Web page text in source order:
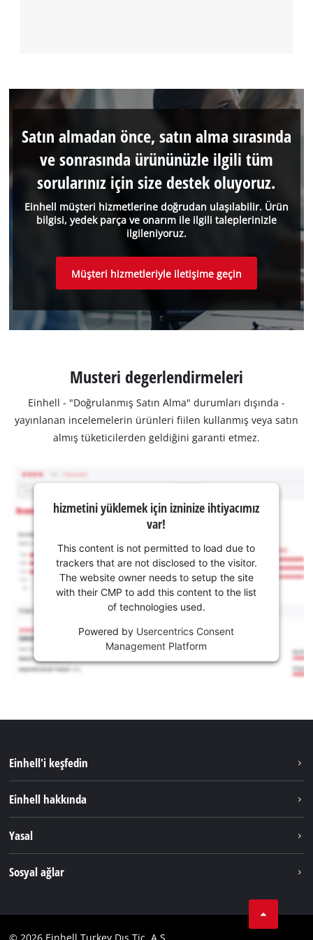
Einhell müşteri hizmetlerine doğrudan ulaşılabilir. Ürün
bilgisi, yedek parça ve onarım ile ilgili taleplerinizle
ilgileniyoruz.
Satın almadan önce, satın alma sırasında
ve sonrasında ürününüzle ilgili tüm
sorularınız için size destek oluyoruz.
Müşteri hizmetleriyle iletişime geçin
Musteri degerlendirmeleri
Einhell - "Doğrulanmış Satın Alma" durumları dışında -
yayınlanan incelemelerin ürünleri fiilen kullanmış veya satın
almış tüketicilerden geldiğini garanti etmez.
hizmetini yüklemek için izninize ihtiyacımız
var!
This content is not permitted to load due to
trackers that are not disclosed to the visitor.
The website owner needs to setup the site
with their CMP to add this content to the list
of technologies used.
Powered by Usercentrics Consent
Management Platform
Einhell'i keşfedin
Hizmetler
Einhell hakkında
Yasal
Uyumluluk
Sosyal ağlar